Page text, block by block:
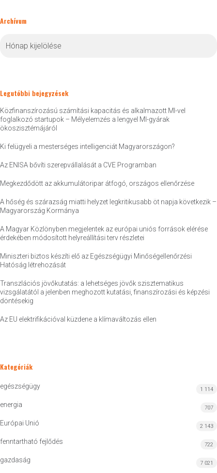
Archívum
Legutóbbi bejegyzések
Közfinanszírozású számítási kapacitás és alkalmazott MI-vel
foglalkozó startupok – Mélyelemzés a lengyel MI-gyárak
ökoszisztémájáról
Ki felügyeli a mesterséges intelligenciát Magyarországon?
Az ENISA bővíti szerepvállalását a CVE Programban
Megkezdődött az akkumulátoripar átfogó, országos ellenőrzése
A hőség és szárazság miatti helyzet legkritikusabb öt napja következik –
Magyarország Kormánya
A Magyar Közlönyben megjelentek az európai uniós források elérése
érdekében módosított helyreállítási terv részletei
Miniszteri biztos készíti elő az Egészségügyi Minőségellenőrzési
Hatóság létrehozását
Transzlációs jövőkutatás: a lehetséges jövők szisztematikus
vizsgálatától a jelenben meghozott kutatási, finanszírozási és képzési
döntésekig
Az EU elektrifikációval küzdene a klímaváltozás ellen
Kategóriák
egészségügy 1 114
energia 707
Európai Unió 2 143
fenntartható fejlődés 722
gazdaság 7 021